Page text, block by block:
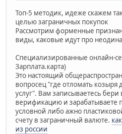
Топ-5 методик, идеже скажем
целью заграничных покупок
Рассмотрим форменные
виды, каковые идут про
Специализированные онлайн-
Зарплата.карта)
Это настоящий
вопросец "где отломать козыря
услуг". Вам записываетесь бери
верификацию и зарабатываете
условной либо ажно
счету в заграничный валюте.
из россии